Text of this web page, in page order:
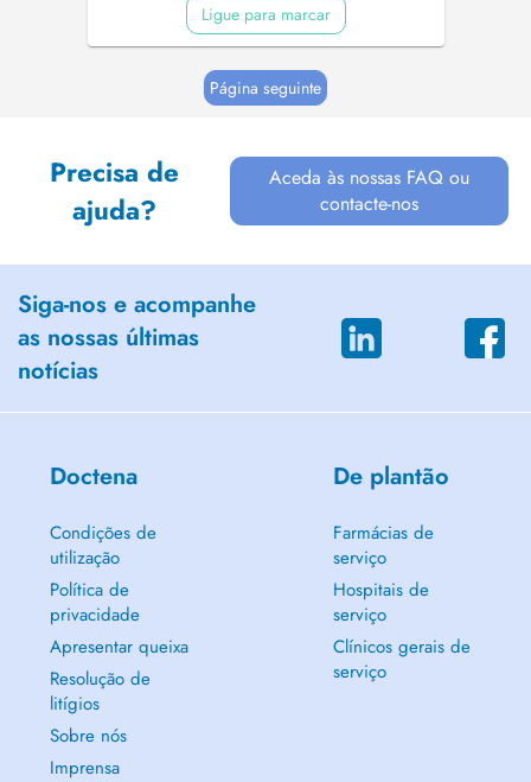
Ligue para marcar
Página seguinte
Precisa de
ajuda?
Aceda às nossas FAQ ou
contacte-nos
Siga-nos e acompanhe
as nossas últimas
notícias
Doctena
Condições de
utilização
Política de
privacidade
Apresentar queixa
Resolução de
litígios
Sobre nós
Imprensa
De plantão
Farmácias de
serviço
Hospitais de
serviço
Clínicos gerais de
serviço